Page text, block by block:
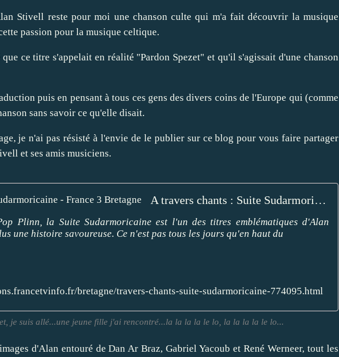
Stivell reste pour moi une chanson culte qui m'a fait découvrir la musique
passion pour la musique celtique.
ce titre s'appelait en réalité "Pardon Spezet" et qu'il s'agissait d'une chanson
puis en pensant à tous ces gens des divers coins de l'Europe qui (comme
sans savoir ce qu'elle disait.
je n'ai pas résisté à l'envie de le publier sur ce blog pour vous faire partager
et ses amis musiciens.
A travers chants : Suite Sudarmoricaine - France 3 Bretagne
Plinn, la Suite Sudarmoricaine est l'un des titres emblématiques d'Alan
une histoire savoureuse. Ce n'est pas tous les jours qu'en haut du
bretagne/travers-chants-suite-sudarmoricaine-774095.html
je suis allé...une jeune fille j'ai rencontré...la la la la le lo, la la la la le lo...
d'Alan entouré de Dan Ar Braz, Gabriel Yacoub et René Werneer, tout les